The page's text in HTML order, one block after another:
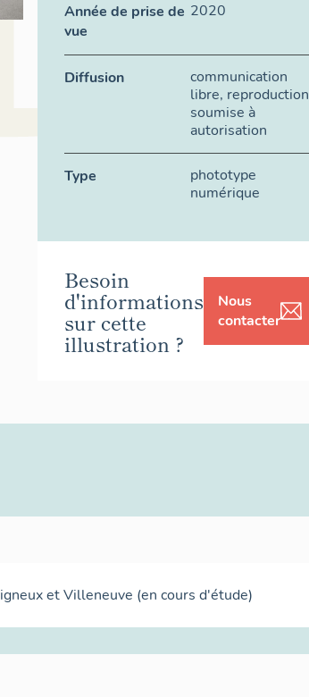
Année de prise de
vue
2020
Diffusion
communication
libre, reproduction
soumise à
autorisation
Type
phototype
numérique
Besoin
d'informations
sur cette
illustration ?
Nous
contacter
et Villeneuve (en cours d'étude)